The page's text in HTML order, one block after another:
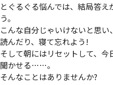
とぐるぐる悩んでは、結局答
う。
こんな自分じゃいけないと思
読んだり、寝て忘れよう!
そして朝にはリセットして、
聞かせる……。
そんなことはありませんか?